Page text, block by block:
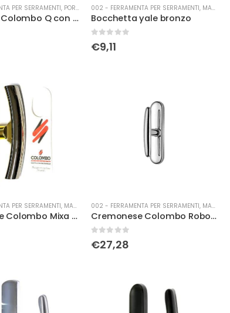
PER SERRAMENTI, PORTE
Bocchetta Colombo Q con sottorosetta c.sat
002 - FERRAMENTA PER SERRAMENTI, MANIGLIERIA
Bocchetta yale bronzo
Su 5
€9,11
PER SERRAMENTI, MANIGLIERIA
Cremonese Colombo Mixa con bu oroz/merc
002 - FERRAMENTA PER SERRAMENTI, MANIGLIERIA
Cremonese Colombo Robot c/bu bianco mat
Su 5
€27,28